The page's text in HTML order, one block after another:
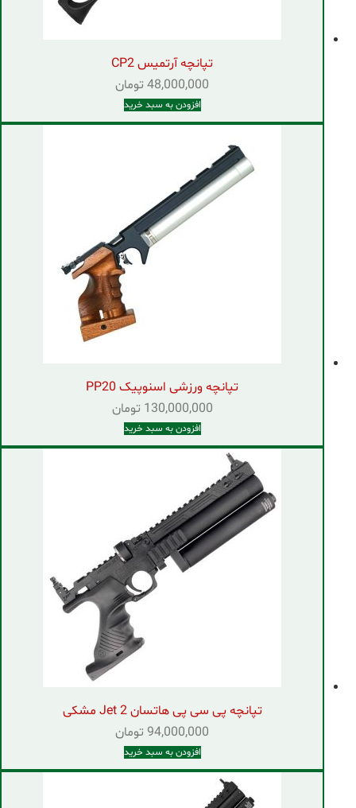
تپانچه آرتمیس CP2
48,000,000 تومان
افزودن به سبد خرید
تپانچه ورزشی اسنوپیک PP20
130,000,000 تومان
افزودن به سبد خرید
تپانچه پی سی پی هاتسان Jet 2 مشکی
94,000,000 تومان
افزودن به سبد خرید